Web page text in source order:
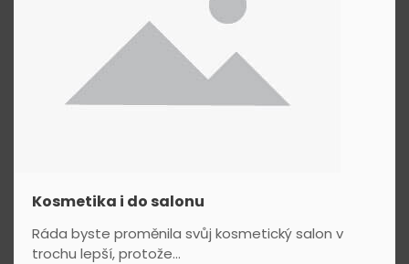
Kosmetika i do salonu
Ráda byste proměnila svůj kosmetický salon v
trochu lepší, protože...